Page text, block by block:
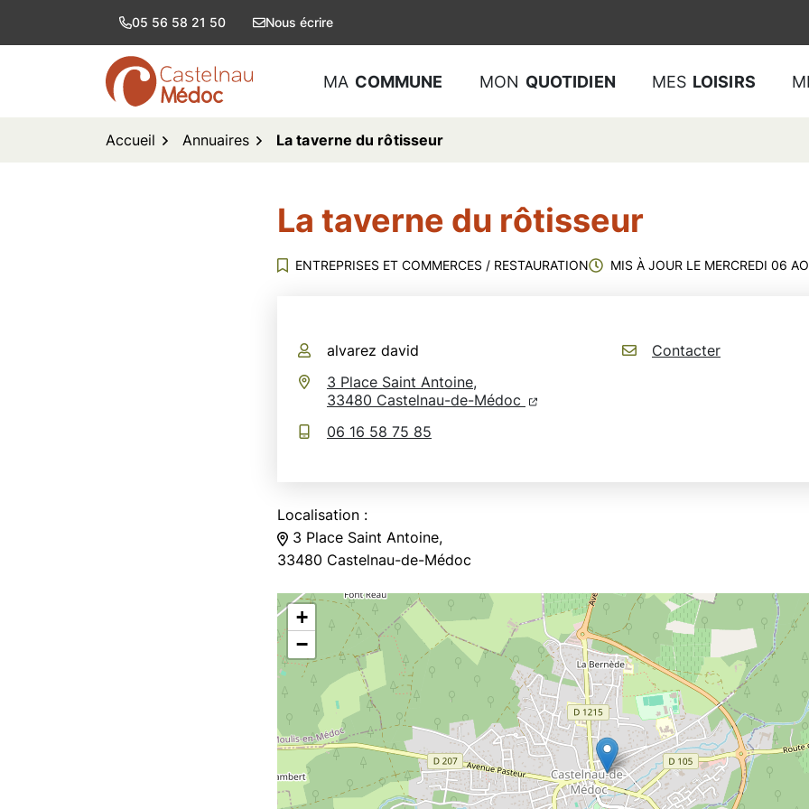
05 56 58 21 50 Nous écrire
logo Castelnau de Médoc
MA COMMUNE MON QUOTIDIEN MES LOISIRS
Accueil Annuaires La taverne du rôtisseur
La taverne du rôtisseur
ENTREPRISES ET COMMERCES / RESTAURATION MIS À JOUR LE MERCREDI 06
alvarez david
3 Place Saint Antoine,
33480 Castelnau-de-Médoc (ouverture dans un nouvel onglet)
(ouverture dans un nouvel onglet)
06 16 58 75 85
Contacter
Localisation :
3 Place Saint Antoine,
33480 Castelnau-de-Médoc
+
−